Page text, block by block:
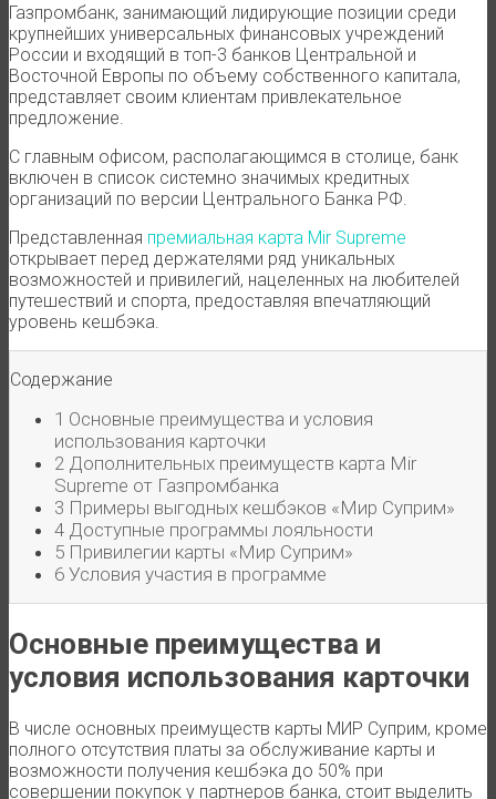
Газпромбанк, занимающий лидирующие позиции среди
крупнейших универсальных финансовых учреждений
России и входящий в топ-3 банков Центральной и
Восточной Европы по объему собственного капитала,
представляет своим клиентам привлекательное
предложение.
С главным офисом, располагающимся в столице, банк
включен в список системно значимых кредитных
организаций по версии Центрального Банка РФ.
Представленная премиальная карта Mir Supreme
открывает перед держателями ряд уникальных
возможностей и привилегий, нацеленных на любителей
путешествий и спорта, предоставляя впечатляющий
уровень кешбэка.
Содержание
1 Основные преимущества и условия
использования карточки
2 Дополнительных преимуществ карта Mir
Supreme от Газпромбанка
3 Примеры выгодных кешбэков «Мир Суприм»
4 Доступные программы лояльности
5 Привилегии карты «Мир Суприм»
6 Условия участия в программе
Основные преимущества и
условия использования карточки
В числе основных преимуществ карты МИР Суприм, кроме
полного отсутствия платы за обслуживание карты и
возможности получения кешбэка до 50% при
совершении покупок у партнеров банка, стоит выделить